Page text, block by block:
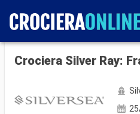
Mostra le altre 37 foto
Crociera Silver Ray: